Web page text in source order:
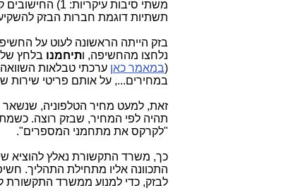
תשתיות דוגמת חברות הבזק
בזק הייתה הראשונה לעוט על
נלחצו מהחשיפה, ותיחמנו בלחץ
(במאמר כאן ערכתי טבלאות
במחירים..., על אותם פריטי שירות
זאת, למעט מחיר הטלפוניה, שנשאר
תהיה לפי המחיר, שבזק רוצה.
"לקרקס את מתחמני המספרים".
כך, משרד התקשורת נאלץ להוציא
התכוונה אליו מתחילת התהליך.
לבזק, כדי למנוע ממשרד התקשורת